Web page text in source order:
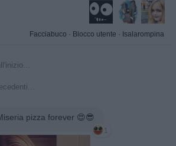
Facciabuco · Blocco utente · Isalarompina
pizza forever 😍😎
1